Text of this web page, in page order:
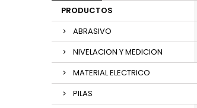
PRODUCTOS
ABRASIVO
NIVELACION Y MEDICION
MATERIAL ELECTRICO
PILAS